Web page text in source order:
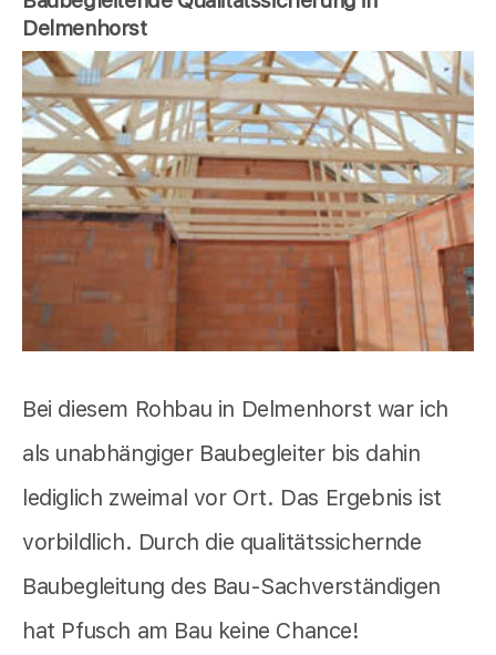
Delmenhorst
Bei diesem Rohbau in Delmenhorst war ich
als unabhängiger Baubegleiter bis dahin
lediglich zweimal vor Ort. Das Ergebnis ist
vorbildlich. Durch die qualitätssichernde
Baubegleitung des Bau-Sachverständigen
hat Pfusch am Bau keine Chance!